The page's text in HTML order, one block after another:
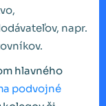
napr.
hlavného
podvojné